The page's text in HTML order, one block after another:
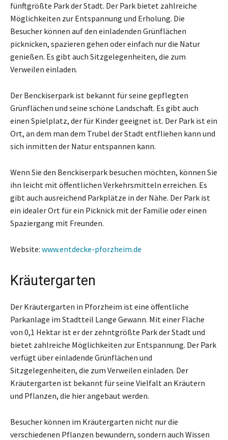
fünftgrößte Park der Stadt. Der Park bietet zahlreiche
Möglichkeiten zur Entspannung und Erholung. Die
Besucher können auf den einladenden Grünflächen
picknicken, spazieren gehen oder einfach nur die Natur
genießen. Es gibt auch Sitzgelegenheiten, die zum
Verweilen einladen.
Der Benckiserpark ist bekannt für seine gepflegten
Grünflächen und seine schöne Landschaft. Es gibt auch
einen Spielplatz, der für Kinder geeignet ist. Der Park ist ein
Ort, an dem man dem Trubel der Stadt entfliehen kann und
sich inmitten der Natur entspannen kann.
Wenn Sie den Benckiserpark besuchen möchten, können Sie
ihn leicht mit öffentlichen Verkehrsmitteln erreichen. Es
gibt auch ausreichend Parkplätze in der Nähe. Der Park ist
ein idealer Ort für ein Picknick mit der Familie oder einen
Spaziergang mit Freunden.
Website: www.entdecke-pforzheim.de
Kräutergarten
Der Kräutergarten in Pforzheim ist eine öffentliche
Parkanlage im Stadtteil Lange Gewann. Mit einer Fläche
von 0,1 Hektar ist er der zehntgrößte Park der Stadt und
bietet zahlreiche Möglichkeiten zur Entspannung. Der Park
verfügt über einladende Grünflächen und
Sitzgelegenheiten, die zum Verweilen einladen. Der
Kräutergarten ist bekannt für seine Vielfalt an Kräutern
und Pflanzen, die hier angebaut werden.
Besucher können im Kräutergarten nicht nur die
verschiedenen Pflanzen bewundern, sondern auch Wissen